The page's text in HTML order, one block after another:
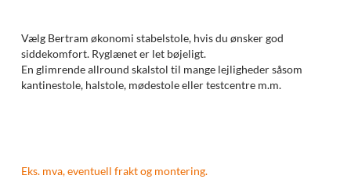
Vælg Bertram økonomi stabelstole, hvis du ønsker god
siddekomfort. Ryglænet er let bøjeligt.
En glimrende allround skalstol til mange lejligheder såsom
kantinestole, halstole, mødestole eller testcentre m.m.
Eks. mva, eventuell frakt og montering.